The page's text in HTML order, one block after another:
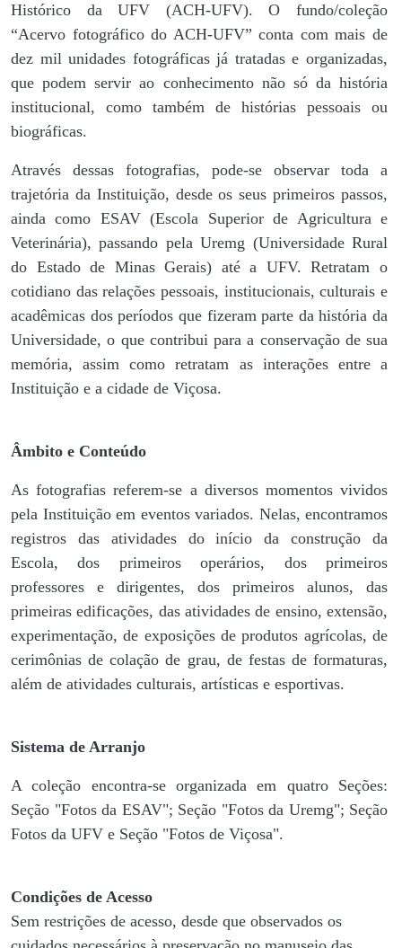
Histórico da UFV (ACH-UFV). O fundo/coleção
“Acervo fotográfico do ACH-UFV” conta com mais de
dez mil unidades fotográficas já tratadas e organizadas,
que podem servir ao conhecimento não só da história
institucional, como também de histórias pessoais ou
biográficas.
Através dessas fotografias, pode-se observar toda a
trajetória da Instituição, desde os seus primeiros passos,
ainda como ESAV (Escola Superior de Agricultura e
Veterinária), passando pela Uremg (Universidade Rural
do Estado de Minas Gerais) até a UFV. Retratam o
cotidiano das relações pessoais, institucionais, culturais e
acadêmicas dos períodos que fizeram parte da história da
Universidade, o que contribui para a conservação de sua
memória, assim como retratam as interações entre a
Instituição e a cidade de Viçosa.
Âmbito e Conteúdo
As fotografias referem-se a diversos momentos vividos
pela Instituição em eventos variados. Nelas, encontramos
registros das atividades do início da construção da
Escola, dos primeiros operários, dos primeiros
professores e dirigentes, ​dos primeiros alunos, das
primeiras edificações, das atividades de ensino, extensão,
experimentação, de exposições de produtos agrícolas, de
cerimônias de colação de grau, de festas de formaturas,
além de atividades culturais, artísticas e esportivas.
Sistema de Arranjo
A coleção encontra-se organizada em quatro Seções:
Seção "Fotos da ESAV"; Seção "Fotos da Uremg"; Seção
Fotos da UFV e Seção "Fotos de Viçosa".
Condições de Acesso
Sem restrições de acesso, desde que observados os